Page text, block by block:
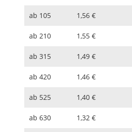
ab 105 1,56 €
ab 210 1,55 €
ab315 1,49 €
ab420 1,46 €
ab 525 1,40 €
ab630 1,32 €